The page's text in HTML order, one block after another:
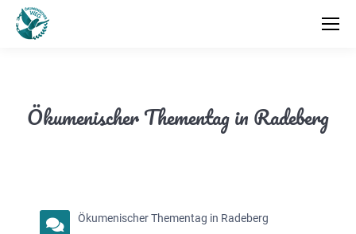
Ökumenischer Thementag in Radeberg
Ökumenischer Thementag in Radeberg